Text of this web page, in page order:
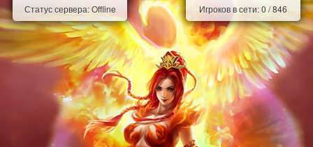
Статус сервера:Offline Игроков в сети:0 /846